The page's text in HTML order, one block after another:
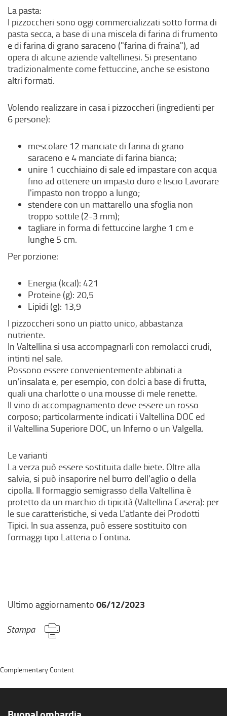
La pasta:
I pizzoccheri sono oggi commercializzati sotto forma di
pasta secca, a base di una miscela di farina di frumento
e di farina di grano saraceno ("farina di fraina"), ad
opera di alcune aziende valtellinesi. Si presentano
tradizionalmente come fettuccine, anche se esistono
altri formati.
Volendo realizzare in casa i pizzoccheri (ingredienti per
6 persone):
mescolare 12 manciate di farina di grano
saraceno e 4 manciate di farina bianca;
unire 1 cucchiaino di sale ed impastare con acqua
fino ad ottenere un impasto duro e liscio Lavorare
l'impasto non troppo a lungo;
stendere con un mattarello una sfoglia non
troppo sottile (2-3 mm);
tagliare in forma di fettuccine larghe 1 cm e
lunghe 5 cm.
Per porzione:
Energia (kcal): 421
Proteine (g): 20,5
Lipidi (g): 13,9
I pizzoccheri sono un piatto unico, abbastanza
nutriente.
In Valtellina si usa accompagnarli con remolacci crudi,
intinti nel sale.
Possono essere convenientemente abbinati a
un'insalata e, per esempio, con dolci a base di frutta,
quali una charlotte o una mousse di mele renette.
Il vino di accompagnamento deve essere un rosso
corposo; particolarmente indicati i Valtellina DOC ed
il Valtellina Superiore DOC, un Inferno o un Valgella.
Le varianti
La verza può essere sostituita dalle biete. Oltre alla
salvia, si può insaporire nel burro dell'aglio o della
cipolla. Il formaggio semigrasso della Valtellina è
protetto da un marchio di tipicità (Valtellina Casera): per
le sue caratteristiche, si veda L'atlante dei Prodotti
Tipici. In sua assenza, può essere sostituito con
formaggi tipo Latteria o Fontina.
Ultimo aggiornamento 06/12/2023
Stampa
Complementary Content